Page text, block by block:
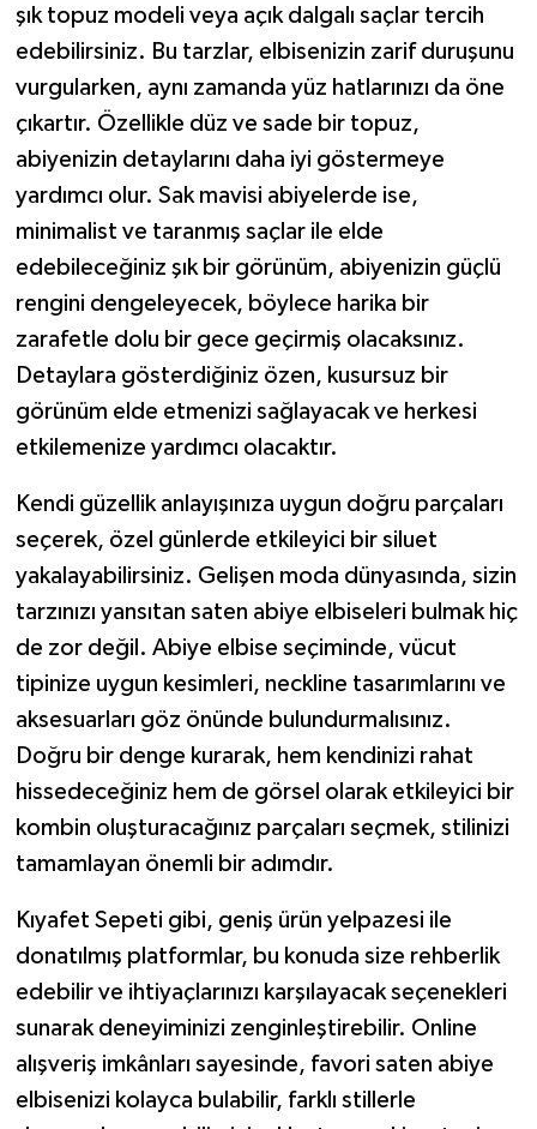
şık topuz modeli veya açık dalgalı saçlar tercih
edebilirsiniz. Bu tarzlar, elbisenizin zarif duruşunu
vurgularken, aynı zamanda yüz hatlarınızı da öne
çıkartır. Özellikle düz ve sade bir topuz,
abiyenizin detaylarını daha iyi göstermeye
yardımcı olur. Sak mavisi abiyelerde ise,
minimalist ve taranmış saçlar ile elde
edebileceğiniz şık bir görünüm, abiyenizin güçlü
rengini dengeleyecek, böylece harika bir
zarafetle dolu bir gece geçirmiş olacaksınız.
Detaylara gösterdiğiniz özen, kusursuz bir
görünüm elde etmenizi sağlayacak ve herkesi
etkilemenize yardımcı olacaktır.
Kendi güzellik anlayışınıza uygun doğru parçaları
seçerek, özel günlerde etkileyici bir siluet
yakalayabilirsiniz. Gelişen moda dünyasında, sizin
tarzınızı yansıtan saten abiye elbiseleri bulmak hiç
de zor değil. Abiye elbise seçiminde, vücut
tipinize uygun kesimleri, neckline tasarımlarını ve
aksesuarları göz önünde bulundurmalısınız.
Doğru bir denge kurarak, hem kendinizi rahat
hissedeceğiniz hem de görsel olarak etkileyici bir
kombin oluşturacağınız parçaları seçmek, stilinizi
tamamlayan önemli bir adımdır.
Kıyafet Sepeti gibi, geniş ürün yelpazesi ile
donatılmış platformlar, bu konuda size rehberlik
edebilir ve ihtiyaçlarınızı karşılayacak seçenekleri
sunarak deneyiminizi zenginleştirebilir. Online
alışveriş imkânları sayesinde, favori saten abiye
elbisenizi kolayca bulabilir, farklı stillerle